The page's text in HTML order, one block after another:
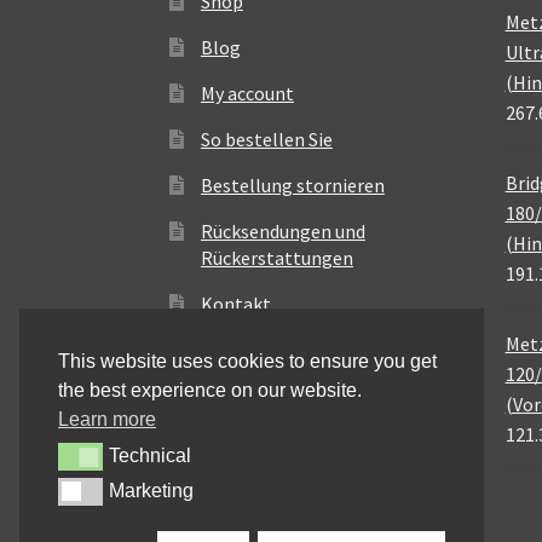
Blog
My account
So bestellen Sie
Bestellung stornieren
Rücksendungen und
Rückerstattungen
Kontakt
This website uses cookies to ensure you get
the best experience on our website.
Learn more
TechnicalTechnical
MarketingMarketing